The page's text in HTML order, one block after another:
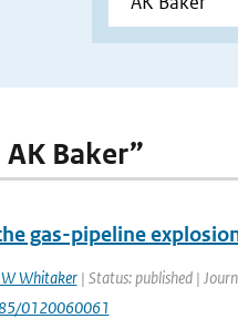
Baker”
gas-pipeline
Whitaker| Status: published |
0120060061